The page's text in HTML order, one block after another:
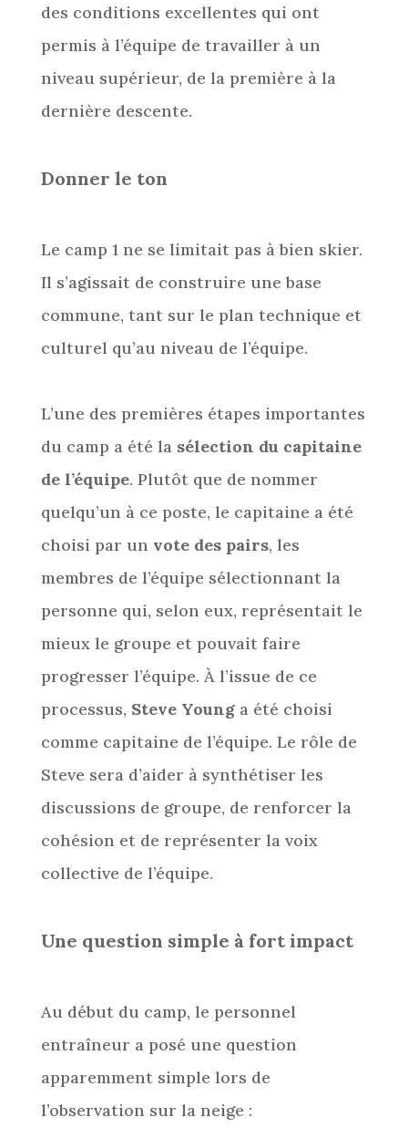
des conditions excellentes qui ont
permis à l’équipe de travailler à un
niveau supérieur, de la première à la
dernière descente.
Donner le ton
Le camp 1 ne se limitait pas à bien skier.
Il s’agissait de construire une base
commune, tant sur le plan technique et
culturel qu’au niveau de l’équipe.
L’une des premières étapes importantes
du camp a été la sélection du capitaine
de l’équipe. Plutôt que de nommer
quelqu’un à ce poste, le capitaine a été
choisi par un vote des pairs, les
membres de l’équipe sélectionnant la
personne qui, selon eux, représentait le
mieux le groupe et pouvait faire
progresser l’équipe. À l’issue de ce
processus, Steve Younga été choisi
comme capitaine de l’équipe. Le rôle de
Steve sera d’aider à synthétiser les
discussions de groupe, de renforcer la
cohésion et de représenter la voix
collective de l’équipe.
Une question simple à fort impact
Au début du camp, le personnel
entraîneur a posé une question
apparemment simple lors de
l’observation sur la neige :